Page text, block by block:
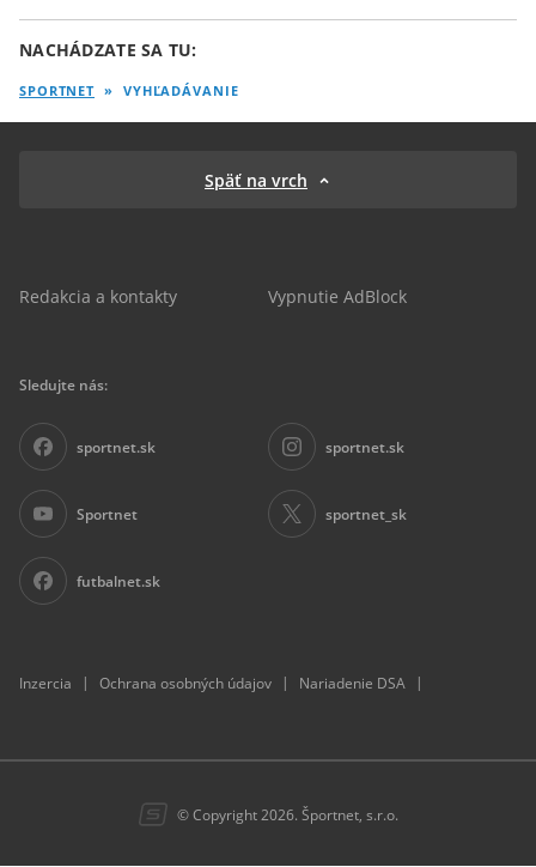
NACHÁDZATE SA TU:
SPORTNET » VYHĽADÁVANIE
Späť na vrch
Redakcia a kontakty Vypnutie AdBlock
Sledujte nás:
sportnet.sk sportnet.sk
Sportnet sportnet_sk
futbalnet.sk
Inzercia | Ochrana osobných údajov | Nariadenie DSA |
© Copyright 2026. Športnet, s.r.o.